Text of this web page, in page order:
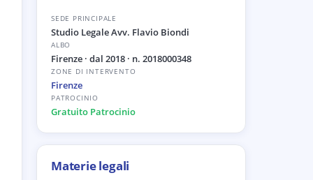
SEDE PRINCIPALE
Studio Legale Avv. Flavio Biondi
ALBO
Firenze · dal 2018 · n. 2018000348
ZONE DI INTERVENTO
Firenze
PATROCINIO
Gratuito Patrocinio
Materie legali